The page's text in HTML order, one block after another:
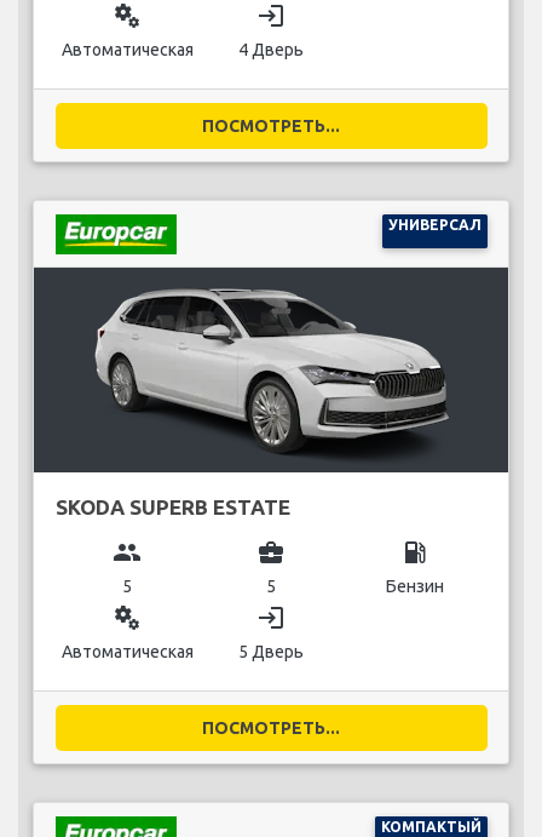
miscellaneous_services
Автоматическая
login
4 Дверь
ПОСМОТРЕТЬ...
УНИВЕРСАЛ
SKODA SUPERB ESTATE
group
5
business_center
5
local_gas_station
Бензин
miscellaneous_services
Автоматическая
login
5 Дверь
ПОСМОТРЕТЬ...
КОМПАКТЫЙ